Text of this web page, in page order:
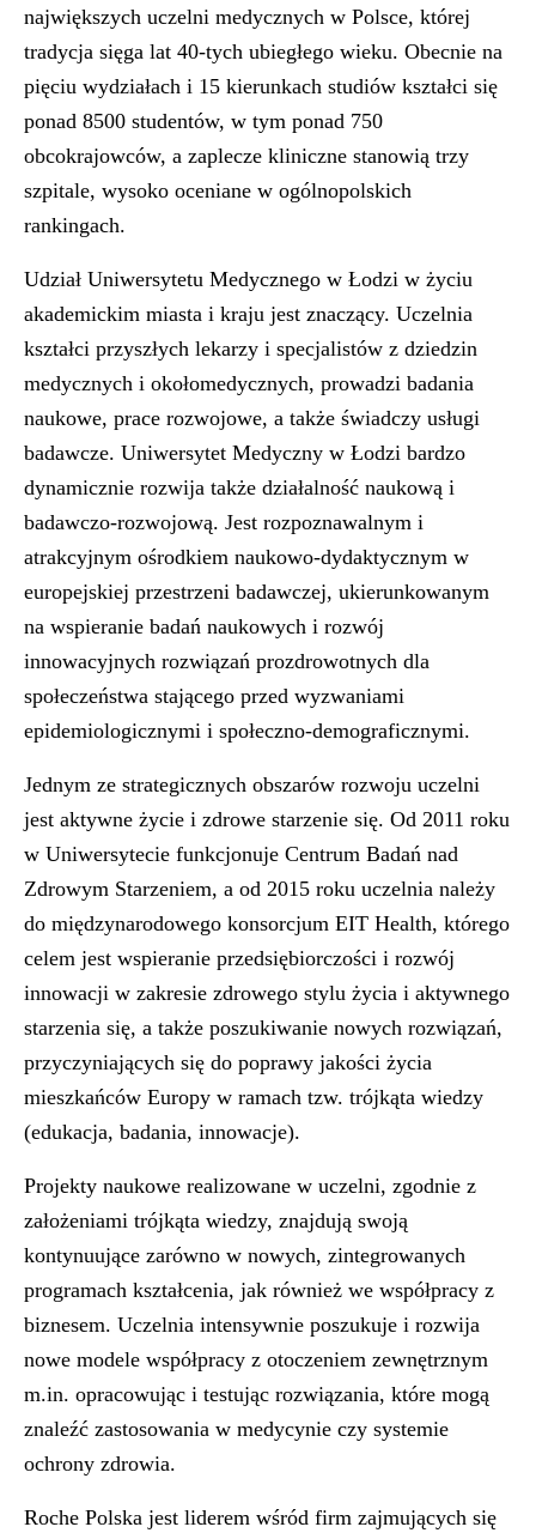
największych uczelni medycznych w Polsce, której
tradycja sięga lat 40-tych ubiegłego wieku. Obecnie na
pięciu wydziałach i 15 kierunkach studiów kształci się
ponad 8500 studentów, w tym ponad 750
obcokrajowców, a zaplecze kliniczne stanowią trzy
szpitale, wysoko oceniane w ogólnopolskich
rankingach.
Udział Uniwersytetu Medycznego w Łodzi w życiu
akademickim miasta i kraju jest znaczący. Uczelnia
kształci przyszłych lekarzy i specjalistów z dziedzin
medycznych i okołomedycznych, prowadzi badania
naukowe, prace rozwojowe, a także świadczy usługi
badawcze. Uniwersytet Medyczny w Łodzi bardzo
dynamicznie rozwija także działalność naukową i
badawczo-rozwojową. Jest rozpoznawalnym i
atrakcyjnym ośrodkiem naukowo-dydaktycznym w
europejskiej przestrzeni badawczej, ukierunkowanym
na wspieranie badań naukowych i rozwój
innowacyjnych rozwiązań prozdrowotnych dla
społeczeństwa stającego przed wyzwaniami
epidemiologicznymi i społeczno-demograficznymi.
Jednym ze strategicznych obszarów rozwoju uczelni
jest aktywne życie i zdrowe starzenie się. Od 2011 roku
w Uniwersytecie funkcjonuje Centrum Badań nad
Zdrowym Starzeniem, a od 2015 roku uczelnia należy
do międzynarodowego konsorcjum EIT Health, którego
celem jest wspieranie przedsiębiorczości i rozwój
innowacji w zakresie zdrowego stylu życia i aktywnego
starzenia się, a także poszukiwanie nowych rozwiązań,
przyczyniających się do poprawy jakości życia
mieszkańców Europy w ramach tzw. trójkąta wiedzy
(edukacja, badania, innowacje).
Projekty naukowe realizowane w uczelni, zgodnie z
założeniami trójkąta wiedzy, znajdują swoją
kontynuujące zarówno w nowych, zintegrowanych
programach kształcenia, jak również we współpracy z
biznesem. Uczelnia intensywnie poszukuje i rozwija
nowe modele współpracy z otoczeniem zewnętrznym
m.in. opracowując i testując rozwiązania, które mogą
znaleźć zastosowania w medycynie czy systemie
ochrony zdrowia.
Roche Polska jest liderem wśród firm zajmujących się